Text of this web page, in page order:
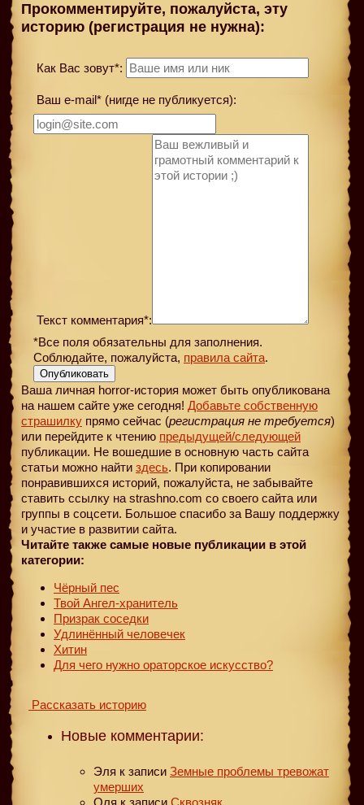
Прокомментируйте, пожалуйста, эту
историю (регистрация не нужна):
Как Вас зовут*:
Ваш e-mail* (нигде не публикуется):
Текст комментария*:
*Все поля обязательны для заполнения.
Соблюдайте, пожалуйста, правила сайта.
Опубликовать
Ваша личная horror-история может быть опубликована
на нашем сайте уже сегодня! Добавьте собственную
страшилку прямо сейчас (регистрация не требуется)
или перейдите к чтению предыдущей/следующей
публикации. Не вошедшие в основную часть сайта
статьи можно найти здесь. При копировании
понравившихся историй, пожалуйста, не забывайте
ставить ссылку на strashno.com со своего сайта или
группы в соцсети. Большое спасибо за Вашу поддержку
и участие в развитии сайта.
Читайте также самые новые публикации в этой
категории:
Чёрный пес
Твой Ангел-хранитель
Призрак соседки
Удлинённый человечек
Хитин
Для чего нужно ораторское искусство?
Рассказать историю
Новые комментарии:
Эля к записи Земные проблемы тревожат
умерших
Оля к записи Сквозняк